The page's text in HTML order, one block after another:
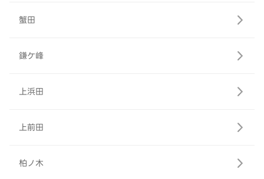
蟹田
鎌ケ峰
上浜田
上前田
柏ノ木